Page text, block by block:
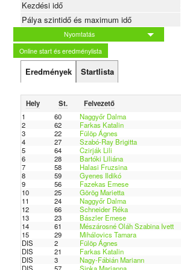
Kezdési idő
Pálya szintidő és maximum idő
Nyomtatás
Online start és eredménylista
Eredmények
Startlista
Hely St. Felvezető
1
60 Naggyőr Dalma
2
62 Farkas Katalin
3
22 Fülöp Ágnes
4
27 Szabó-Ray Brigitta
5
64 Czirják Lili
6
28 Bartóki Liliána
7
58 Halasi Fruzsina
8
59 Gyenes Ildikó
9
56 Fazekas Emese
10
25 Görög Marietta
11
24 Naggyőr Dalma
12
66 Schneider Réka
13
23 Bászler Emese
14
61 Mészárosné Oláh Szabina Ivett
15
29 Mihálovics Tamara
DIS
2 Fülöp Ágnes
DIS
21 Farkas Katalin
DIS
3 Nagy-Fábián Mariann